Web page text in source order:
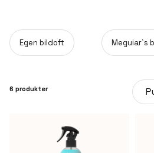
Egen bildoft Meguiar`s
6 produkter